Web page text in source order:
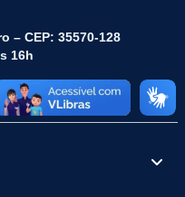
– CEP: 35570-128
16h